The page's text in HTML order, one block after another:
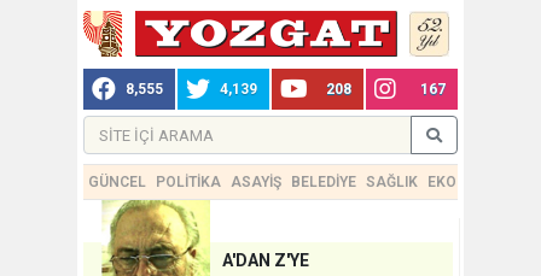
8,555 4,139 208 167
GÜNCEL POLİTİKA ASAYİŞ BELEDİYE SAĞLIK EKONOMİ
A'DAN Z'YE